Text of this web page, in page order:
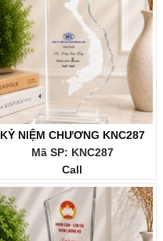
KỶ NIỆM CHƯƠNG KNC287
Mã SP: KNC287
Call